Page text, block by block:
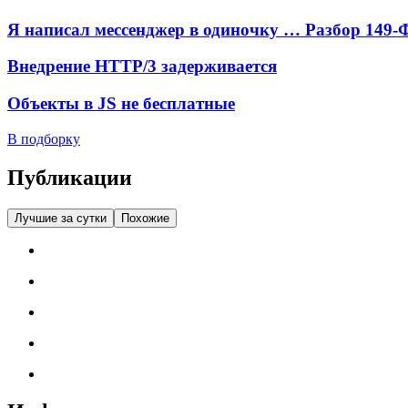
Я написал мессенджер в одиночку … Разбор 149-
Внедрение HTTP/3 задерживается
Объекты в JS не бесплатные
В подборку
Публикации
Лучшие за сутки Похожие